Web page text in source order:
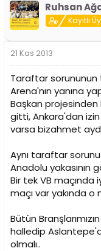
Ruhsan
Kayıtlı
21 Kas 2013
Taraftar
Arena'nın yanına
Başkan
gitti, Ankara'dan
varsa bizahmet
Aynı taraftar
Anadolu yakasının
Bir tek VB maçında
maçı var yakında o
Bütün
halledip
olmalı..